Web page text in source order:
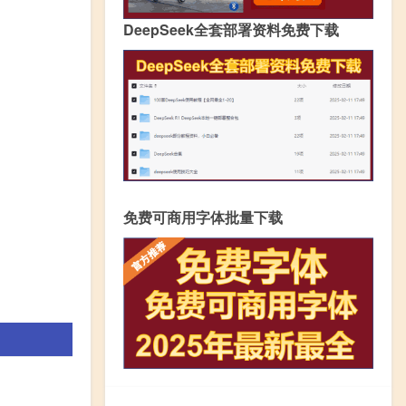
DeepSeek全套部署资料免费下载
免费可商用字体批量下载